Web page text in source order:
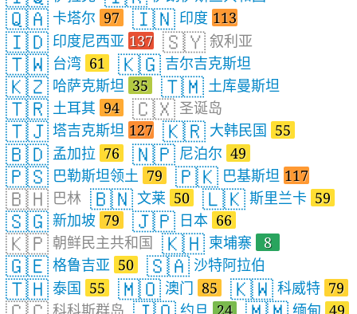
🇶🇦 卡塔尔 97 🇮🇳 印度 113
🇮🇩 印度尼西亚 137 🇸🇾 叙利亚
🇹🇼 台湾 61 🇰🇬 吉尔吉克斯坦
🇰🇿 哈萨克斯坦 35 🇹🇲 土库曼斯坦
🇹🇷 土耳其 94 🇨🇽 圣诞岛
🇹🇯 塔吉克斯坦 127 🇰🇷 大韩民国 55
🇧🇩 孟加拉 76 🇳🇵 尼泊尔 49
🇵🇸 巴勒斯坦领土 79 🇵🇰 巴基斯坦 117
🇧🇭 巴林 🇧🇳 文莱 50 🇱🇰 斯里兰卡 59
🇸🇬 新加坡 79 🇯🇵 日本 66
🇰🇵 朝鲜民主共和国 🇰🇭 柬埔寨 8
🇬🇪 格鲁吉亚 50 🇸🇦 沙特阿拉伯
🇹🇭 泰国 55 🇲🇴 澳门 85 🇰🇼 科威特 79
科科斯群岛 约旦 24 缅甸 49